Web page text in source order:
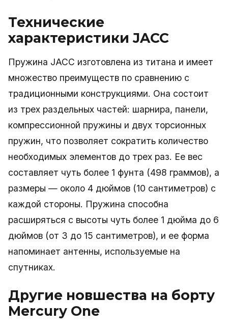
Технические
характеристики JACC
Пружина JACC изготовлена из титана и имеет
множество преимуществ по сравнению с
традиционными конструкциями. Она состоит
из трех раздельных частей: шарнира, панели,
компрессионной пружины и двух торсионных
пружин, что позволяет сократить количество
необходимых элементов до трех раз. Ее вес
составляет чуть более 1 фунта (498 граммов), а
размеры — около 4 дюймов (10 сантиметров) с
каждой стороны. Пружина способна
расширяться с высоты чуть более 1 дюйма до 6
дюймов (от 3 до 15 сантиметров), и ее форма
напоминает антенны, используемые на
спутниках.
Другие новшества на борту
Mercury One